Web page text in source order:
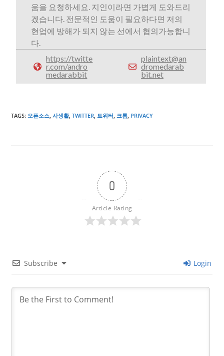
움을 요청하세요. 지인이라면 가볍게 도와드리
겠습니다. 전문적인 도움이 필요하다면 저의
현업에 방해가 되지 않는 선에서 협의가능합니
다.
https://twitte
r.com/andro
medarabbit
plaintext@an
dromedarab
bit.net
TAGS: 오픈소스 사생활, TWITTER 트위터 크롬 PRIVACY
0
Article Rating
Subscribe Login